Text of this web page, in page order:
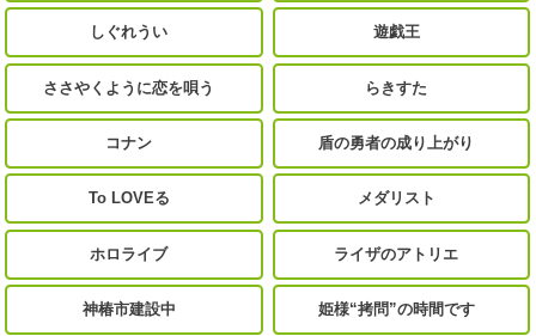
しぐれうい 遊戯王
ささやくように恋を唄う らきすた
コナン 盾の勇者の成り上がり
To LOVEる メダリスト
ホロライブ ライザのアトリエ
神椿市建設中 姫様“拷問”の時間です